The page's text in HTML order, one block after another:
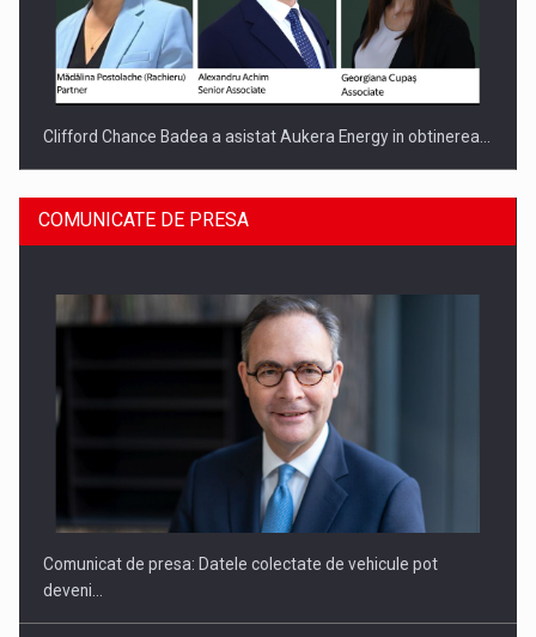
Clifford Chance Badea a asistat Aukera Energy in obtinerea…
SAPTE PERSONALITATI DIN MEDIUL DE AFACERI, ACADEMIC
COMUNICATE DE PRESA
Comunicat de presa: Datele colectate de vehicule pot
deveni…